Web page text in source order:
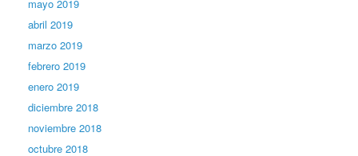
mayo 2019
abril 2019
marzo 2019
febrero 2019
enero 2019
diciembre 2018
noviembre 2018
octubre 2018